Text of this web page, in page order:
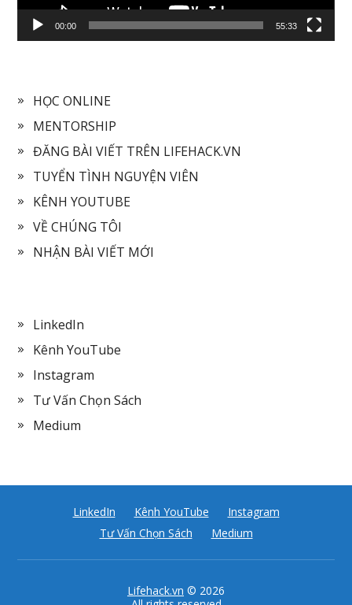
00:00 55:33
HỌC ONLINE
MENTORSHIP
ĐĂNG BÀI VIẾT TRÊN LIFEHACK.VN
TUYỂN TÌNH NGUYỆN VIÊN
KÊNH YOUTUBE
VỀ CHÚNG TÔI
NHẬN BÀI VIẾT MỚI
LinkedIn
Kênh YouTube
Instagram
Tư Vấn Chọn Sách
Medium
LinkedIn Kênh YouTube
Instagram
Tư Vấn Chọn Sách
Medium
Lifehack.vn © 2026